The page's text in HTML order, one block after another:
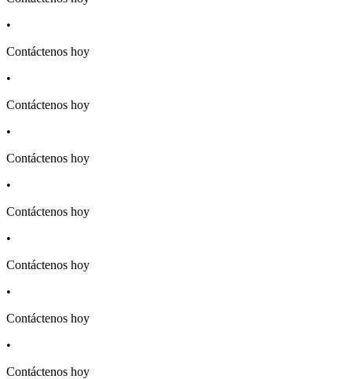
•
Contáctenos hoy
•
Contáctenos hoy
•
Contáctenos hoy
•
Contáctenos hoy
•
Contáctenos hoy
•
Contáctenos hoy
•
Contáctenos hoy